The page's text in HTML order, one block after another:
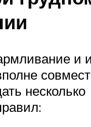
и
несколько